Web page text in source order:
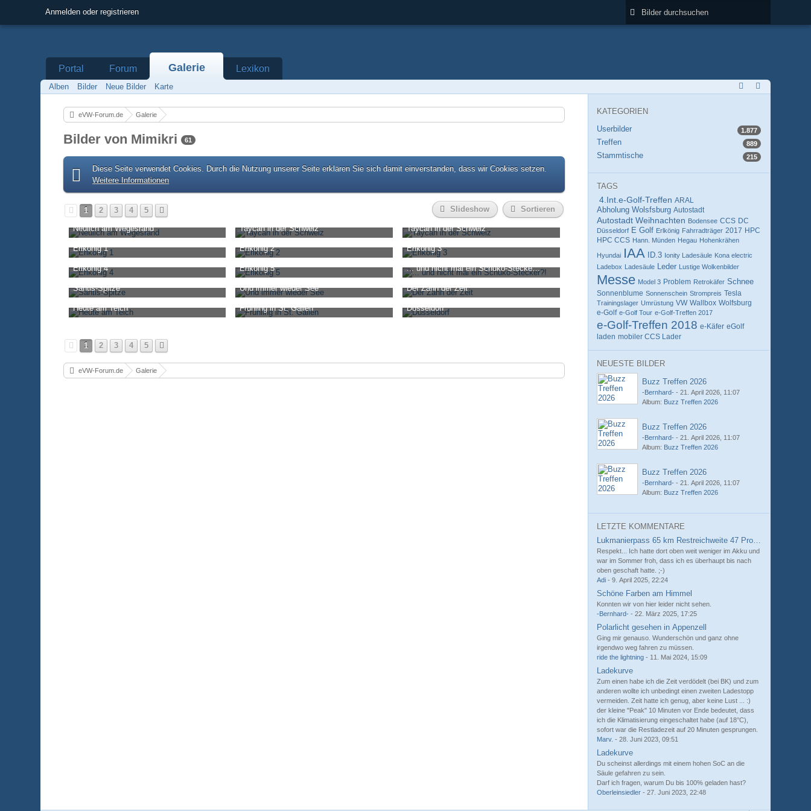
Anmelden oder registrieren
Portal Forum Galerie Lexikon
Alben Bilder Neue Bilder Karte
eVW-Forum.de Galerie
Bilder von Mimikri 61
Diese Seite verwendet Cookies. Durch die Nutzung unserer Seite erklären Sie sich damit einverstanden, dass wir Cookies setzen.
Weitere Informationen
1 2 3 4 5 Slideshow Sortieren
Neulich am Wegesrand
Mimikri-10. November 2020, 16:46
2.735
3 5
Taycan in der Schweiz
Mimikri-13. August 2020, 08:37
2.281
0 6
Taycan in der Schweiz
Mimikri-13. August 2020, 08:37
2.432
2 5
Erlkönig 1
Mimikri-31. Juli 2020, 18:15
1.721
2 3
Erlkönig 2
Mimikri-31. Juli 2020, 18:15
2.616
5 3
Erlkönig 3
Mimikri-31. Juli 2020, 18:15
2.289
2 4
Erlkönig 4
Mimikri-31. Juli 2020, 18:15
2.232
0 2
Erlkönig 5
Mimikri-31. Juli 2020, 18:15
2.244
0 3
... und nicht mal ein Schuko-Stecker?!
Mimikri-26. Januar 2020, 17:00
2.366
2 4
Säntis-Spitze
Mimikri-4. September 2019, 13:08
3.006
0 5
Und immer wieder See
Mimikri-24. Juli 2019, 04:52
2.572
0 2
Der Zahn der Zeit
Mimikri-24. Juli 2019, 04:49
2.500
2 2
Heute am Teich
Mimikri-24. Juli 2019, 04:44
Frühling in St. Gallen
Mimikri-4. April 2019, 17:03
Düsseldorf
Mimikri-4. April 2019, 16:59
1 2 3 4 5
eVW-Forum.de Galerie
KATEGORIEN
Userbilder
1.877
Treffen 889
Stammtische 215
TAGS
4.Int.e-Golf-Treffen ARAL
Abholung Wolsfsburg Autostadt
Autostadt Weihnachten Bodensee CCS DC
Düsseldorf E Golf Erlkönig Fahrradträger 2017 HPC
HPC CCS Hann. Münden Hegau Hohenkrähen
Hyundai IAA ID.3 Ionity Ladesäule Kona electric
Ladebox Ladesäule Leder Lustige Wolkenbilder
Messe Model 3 Problem Retrokäfer Schnee
Sonnenblume Sonnenschein Strompreis Tesla
Trainingslager Umrüstung VW Wallbox Wolfsburg
e-Golf e-Golf Tour e-Golf-Treffen 2017
e-Golf-Treffen 2018 e-Käfer eGolf
laden mobiler CCS Lader
NEUESTE BILDER
Buzz Treffen 2026
-Bernhard- -21. April 2026, 11:07
Album: Buzz Treffen 2026
Buzz Treffen 2026
-Bernhard- -21. April 2026, 11:07
Album: Buzz Treffen 2026
Buzz Treffen 2026
-Bernhard- -21. April 2026, 11:07
Album: Buzz Treffen 2026
LETZTE KOMMENTARE
Lukmanierpass 65 km Restreichweite 47 Prozent ich hoffe
Respekt... Ich hatte dort oben weit weniger im Akku und
war im Sommer froh, dass ich es überhaupt bis nach
oben geschaft hatte. ;-)
Adi -9. April 2025, 22:24
Schöne Farben am Himmel
Konnten wir von hier leider nicht sehen.
-Bernhard- -22. März 2025, 17:25
Polarlicht gesehen in Appenzell
Ging mir genauso. Wunderschön und ganz ohne
irgendwo weg fahren zu müssen.
ride the lightning - 11. Mai 2024, 15:09
Ladekurve
Zum einen habe ich die Zeit verdödelt (bei BK) und zum
anderen wollte ich unbedingt einen zweiten Ladestopp
vermeiden. Zeit hatte ich genug, aber keine Lust ... :)
der kleine "Peak" 10 Minuten vor Ende bedeutet, dass
ich die Klimatisierung eingeschaltet habe (auf 18°C),
sofort war die Restladezeit auf 20 Minuten gesprungen.
Marv. -28. Juni 2023, 09:51
Ladekurve
Du scheinst allerdings mit einem hohen SoC an die
Säule gefahren zu sein.
Darf ich fragen, warum Du bis 100% geladen hast?
Oberleinsiedler -27. Juni 2023, 22:48